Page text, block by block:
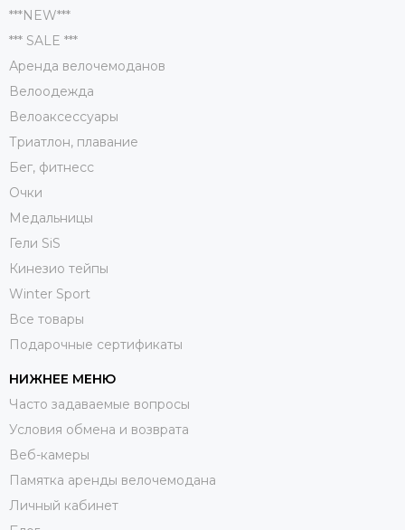
***NEW***
*** SALE ***
Аренда велочемоданов
Велоодежда
Велоаксессуары
Триатлон, плавание
Бег, фитнесс
Очки
Медальницы
Гели SiS
Кинезио тейпы
Winter Sport
Все товары
Подарочные сертификаты
НИЖНЕЕ МЕНЮ
Часто задаваемые вопросы
Условия обмена и возврата
Веб-камеры
Памятка аренды велочемодана
Личный кабинет